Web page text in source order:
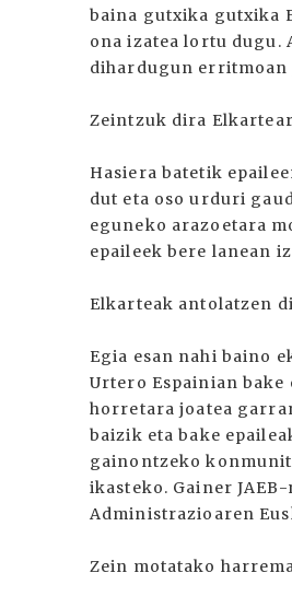
baina gutxika gutxika
ona izatea lortu dugu.
dihardugun erritmoan
Zeintzuk dira
Hasiera batetik
dut eta oso urduri
eguneko arazoetara
epaileek bere lanean
Elkarteak antolatzen
Egia esan nahi baino
Urtero Espainian bake
horretara joatea
baizik eta bake
gainontzeko
ikasteko. Gainer
Administrazioaren
Zein motatako